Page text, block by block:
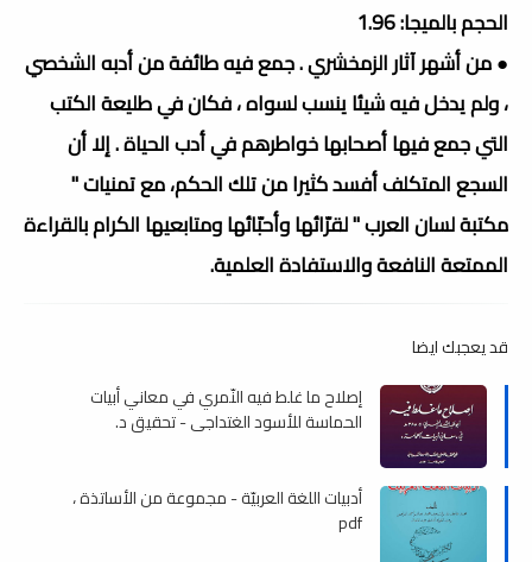
الحجم بالميجا: 1.96
● من أشهر آثار الزمخشري . جمع فيه طائفة من أدبه الشخصي
، ولم يدخل فيه شيئا ينسب لسواه ، فكان في طليعة الكتب
التي جمع فيها أصحابها خواطرهم في أدب الحياة . إلا أن
السجع المتكلف أفسد كثيرا من تلك الحكم، مع تمنيات "
مكتبة لسان العرب " لقرّائها وأحبّائها ومتابعيها الكرام بالقراءة
الممتعة النافعة والاستفادة العلمية.
قد يعجبك ايضا
إصلاح ما غلط فيه النّمري في معاني أبيات
الحماسة للأسود الغتداجي - تحقيق د.
أدبيات اللغة العربيّة - مجموعة من الأساتذة ،
pdf